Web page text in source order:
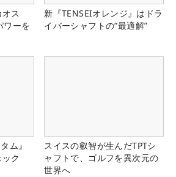
ス
ワーを
新『TENSEIオレンジ』はドラ
イバーシャフトの“最適解”
ム』
ク
スイスの叡智が生んだTPTシ
ャフトで、ゴルフを異次元の
世界へ